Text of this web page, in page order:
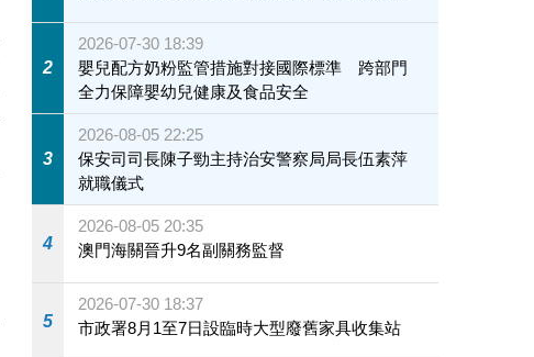
2
2026-07-30 18:39
嬰兒配方奶粉監管措施對接國際標準 跨部門
全力保障嬰幼兒健康及食品安全
3
2026-08-05 22:25
保安司司長陳子勁主持治安警察局局長伍素萍
就職儀式
4
2026-08-05 20:35
澳門海關晉升9名副關務監督
5
2026-07-30 18:37
市政署8月1至7日設臨時大型廢舊家具收集站